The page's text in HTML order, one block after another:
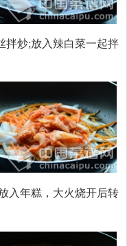
炒;放入辣白菜一起拌
年糕，大火烧开后转